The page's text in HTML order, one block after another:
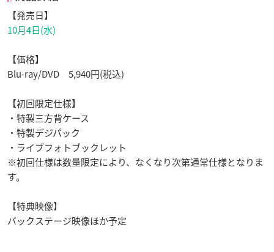
【発売日】
10月4日(水)
【価格】
Blu-ray/DVD 5,940円(税込)
【初回限定仕様】
・特製三方背ケース
・特製デジパック
・ライブフォトブックレット
※初回仕様は数量限定により、なくなり次第通常仕様となりま
す。
【特典映像】
バックステージ映像ほか予定